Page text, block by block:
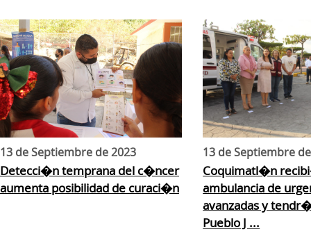
13 de Septiembre de 2023
Detecci�n temprana del c�ncer
aumenta posibilidad de curaci�n
13 de Septiembre
Coquimatl�n
ambulancia de
avanzadas y
Pueblo J ...